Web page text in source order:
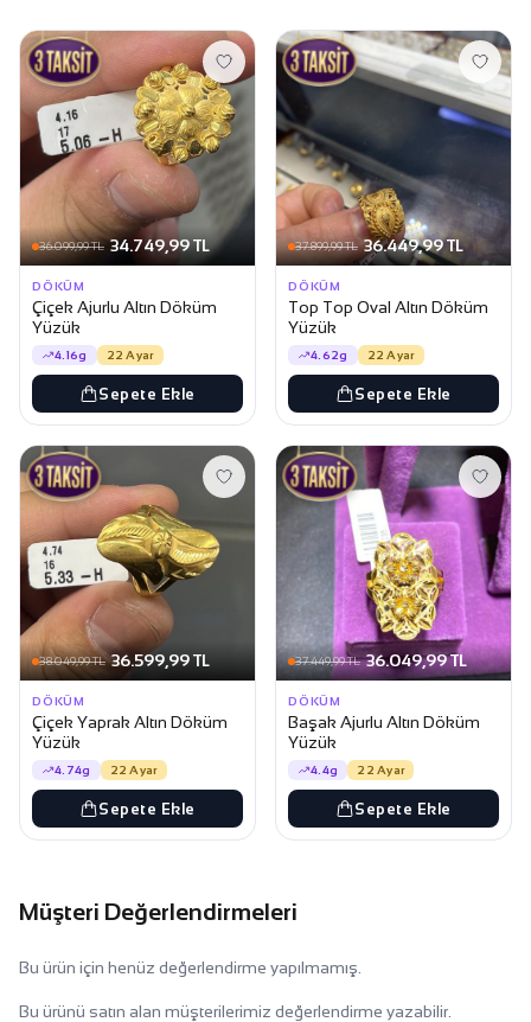
36.099,99 TL 34.749,99 TL
DÖKÜM
Çiçek Ajurlu Altın Döküm
Yüzük
4.16g 22 Ayar
Sepete Ekle
37.899,99 TL 36.449,99 TL
DÖKÜM
Top Top Oval Altın Döküm
Yüzük
4.62g 22 Ayar
Sepete Ekle
38.049,99 TL 36.599,99 TL
DÖKÜM
Çiçek Yaprak Altın Döküm
Yüzük
4.74g 22 Ayar
Sepete Ekle
37.449,99 TL 36.049,99 TL
DÖKÜM
Başak Ajurlu Altın Döküm
Yüzük
4.4g 22 Ayar
Sepete Ekle
Müşteri Değerlendirmeleri
Bu ürün için henüz değerlendirme yapılmamış.
Bu ürünü satın alan müşterilerimiz değerlendirme yazabilir.